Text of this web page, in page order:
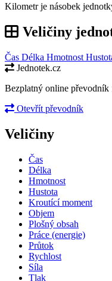
Kilometr je násobek
Veličiny
Čas Délka Hmotnost
Jednotek.cz
Bezplatný online převodník
Otevřít převodník
Veličiny
Čas
Délka
Hmotnost
Hustota
Kroutící moment
Objem
Plošný obsah
Práce (energie)
Průtok
Rychlost
Síla
Tlak